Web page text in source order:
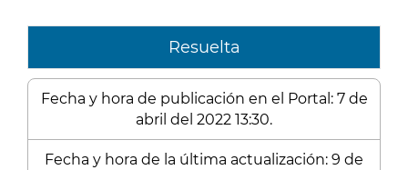
Resuelta
Fecha y hora de publicación en el Portal: 7 de
abril del 2022 13:30.
Fecha y hora de la última actualización: 9 de